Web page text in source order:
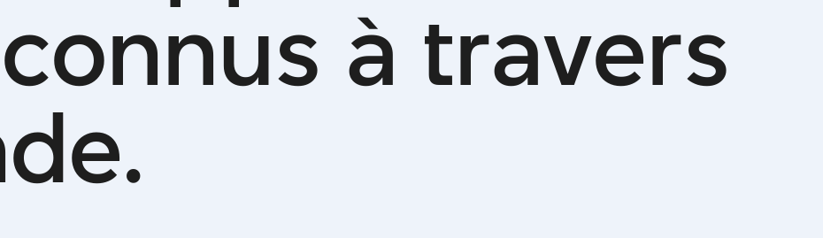
connus à travers
de.